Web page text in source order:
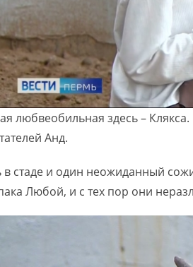
любвеобильная здесь –
Анд.
в стаде и один неожиданный
Любой, и с тех пор они